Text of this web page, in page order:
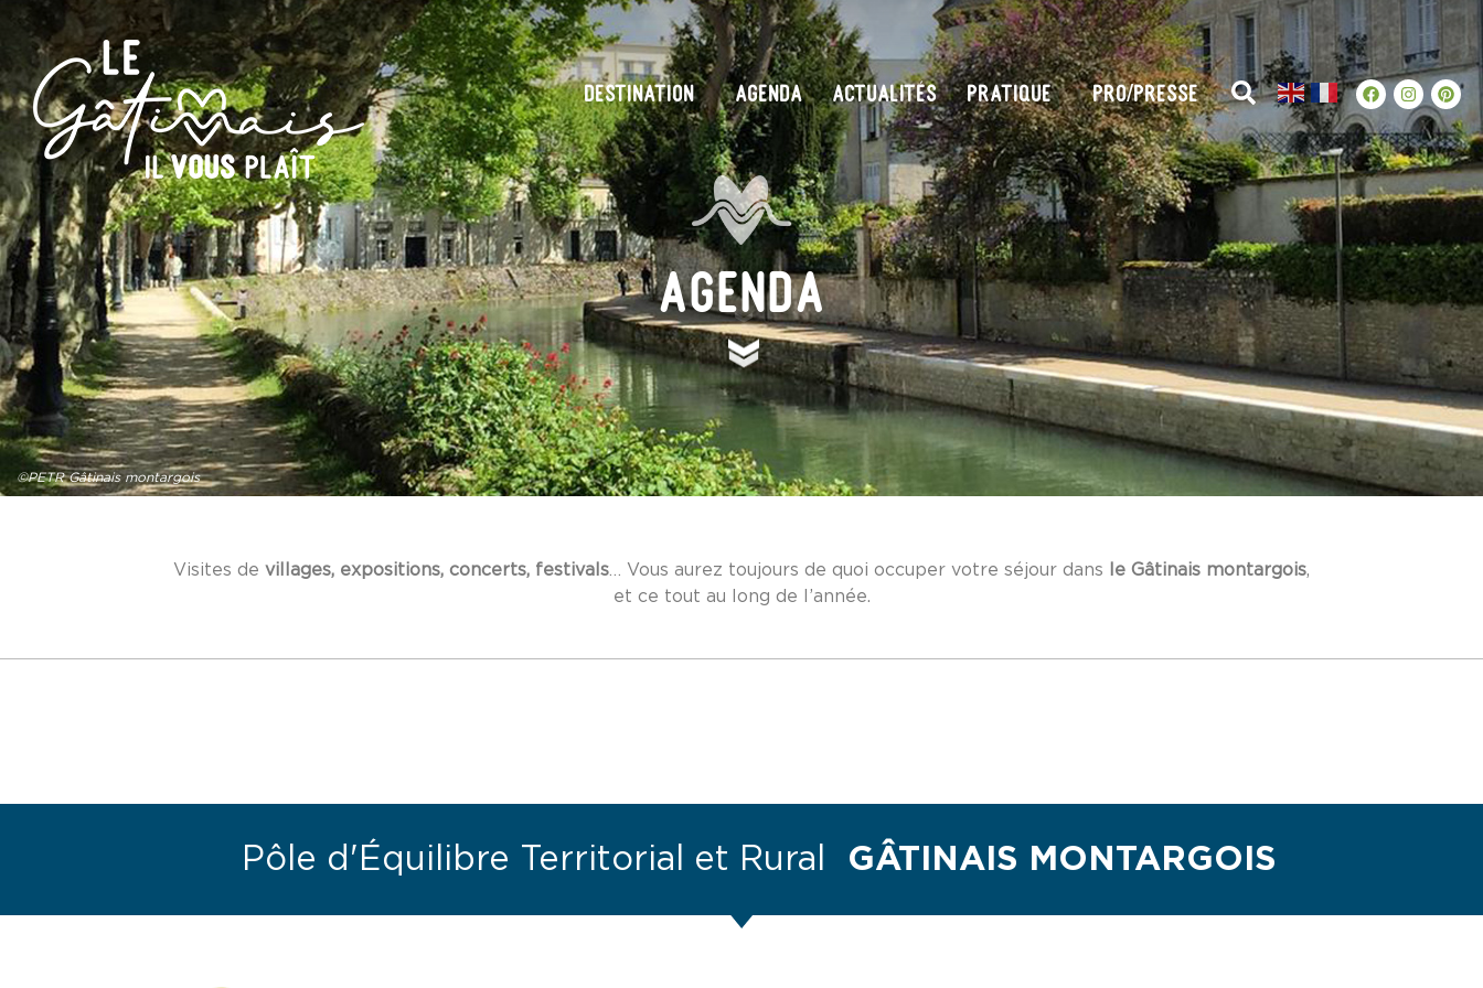
DESTINATION AGENDA ACTUALITÉS PRATIQUE PRO/PRESSE
Agenda
©PETR Gâtinais montargois
Visites de villages, expositions, concerts, festivals … Vous aurez toujours de quoi occuper votre séjour dans le Gâtinais montargois,
et ce tout au long de l’année.
Pôle d'Équilibre Territorial et Rural GÂTINAIS MONTARGOIS